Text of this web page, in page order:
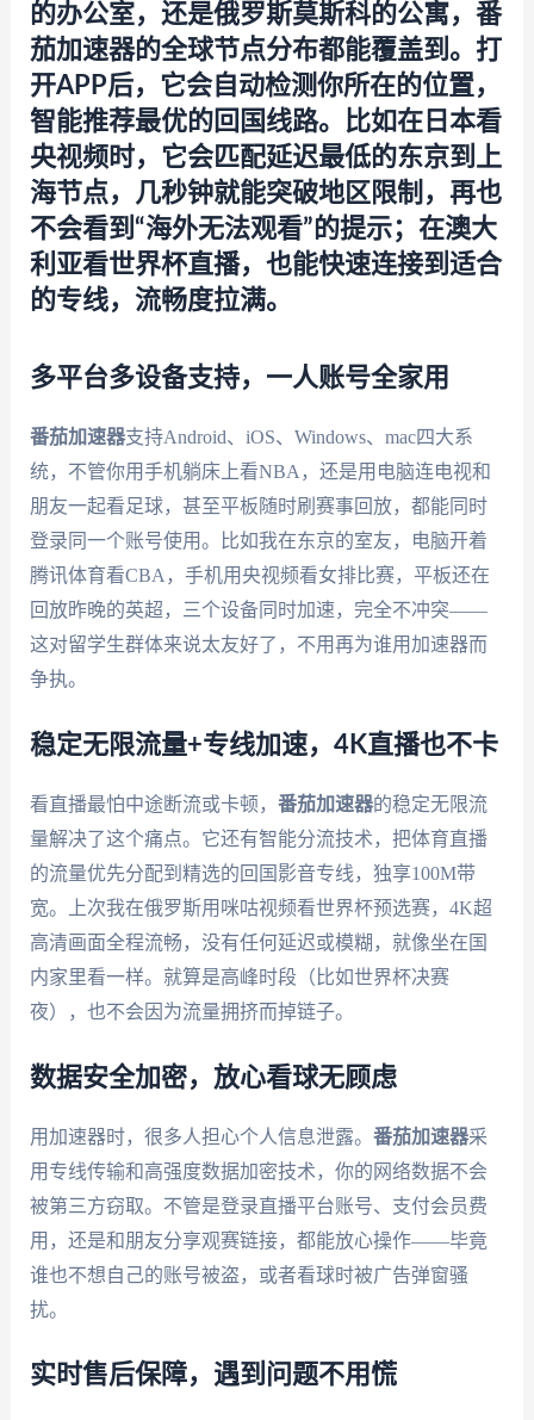
的办公室，还是俄罗斯莫斯科的公寓， 番
茄加速器的全球节点分布都能覆盖到。打
开APP后，它会自动检测你所在的位置，
智能推荐最优的回国线路。比如在日本看
央视频时，它会匹配延迟最低的东京到上
海节点，几秒钟就能突破地区限制，再也
不会看到“海外无法观看”的提示；在澳大
利亚看世界杯直播，也能快速连接到适合
的专线，流畅度拉满。
多平台多设备支持，一人账号全家用
番茄加速器支持Android、iOS、Windows、mac四大系
统，不管你用手机躺床上看NBA，还是用电脑连电视和
朋友一起看足球，甚至平板随时刷赛事回放，都能同时
登录同一个账号使用。比如我在东京的室友，电脑开着
腾讯体育看CBA，手机用央视频看女排比赛，平板还在
回放昨晚的英超，三个设备同时加速，完全不冲突——
这对留学生群体来说太友好了，不用再为谁用加速器而
争执。
稳定无限流量+专线加速，4K直播也不卡
看直播最怕中途断流或卡顿， 番茄加速器的稳定无限流
量解决了这个痛点。它还有智能分流技术，把体育直播
的流量优先分配到精选的回国影音专线，独享100M带
宽。上次我在俄罗斯用咪咕视频看世界杯预选赛，4K超
高清画面全程流畅，没有任何延迟或模糊，就像坐在国
内家里看一样。就算是高峰时段（比如世界杯决赛
夜），也不会因为流量拥挤而掉链子。
数据安全加密，放心看球无顾虑
用加速器时，很多人担心个人信息泄露。 番茄加速器采
用专线传输和高强度数据加密技术，你的网络数据不会
被第三方窃取。不管是登录直播平台账号、支付会员费
用，还是和朋友分享观赛链接，都能放心操作——毕竟
谁也不想自己的账号被盗，或者看球时被广告弹窗骚
扰。
实时售后保障，遇到问题不用慌